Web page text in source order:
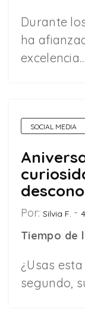
Durante
ha
excelencia…
SOCIAL MEDIA
Por: Silvia F.
Tiempo de
¿Usas
segundo,